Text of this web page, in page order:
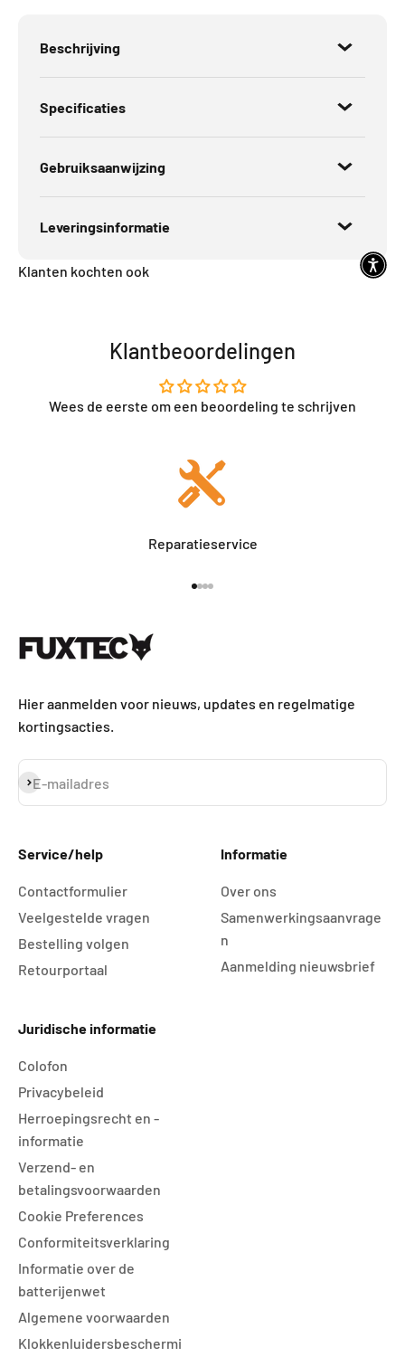
Beschrijving
Specificaties
Gebruiksaanwijzing
Leveringsinformatie
Klanten kochten ook
Klantbeoordelingen
Wees de eerste om een beoordeling te schrijven
Reparatieservice
Hier aanmelden voor nieuws, updates en regelmatige
kortingsacties.
E-mailadres
Abonneren
Service/help
Contactformulier
Veelgestelde vragen
Bestelling volgen
Retourportaal
Informatie
Over ons
Samenwerkingsaanvrage
n
Aanmelding nieuwsbrief
Juridische informatie
Colofon
Privacybeleid
Herroepingsrecht en -
informatie
Verzend- en
betalingsvoorwaarden
Cookie Preferences
Conformiteitsverklaring
Informatie over de
batterijenwet
Algemene voorwaarden
Klokkenluidersbeschermi